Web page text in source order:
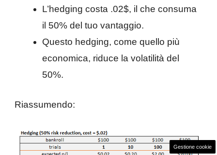
L’hedging costa .02$, il che consuma
il 50% del tuo vantaggio.
Questo hedging, come quello più
economica, riduce la volatilità del
50%.
Riassumendo:
Gestione cookie